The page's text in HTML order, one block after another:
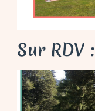
Sur RDV :